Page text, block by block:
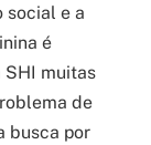
social e a
é
SHI muitas
de
busca por